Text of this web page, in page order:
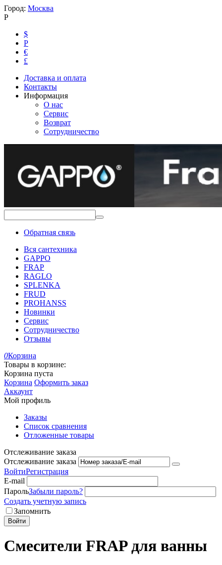
Город: Москва
Р
$
Р
€
£
Доставка и оплата
Контакты
Информация
О нас
Сервис
Возврат
Сотрудничество
Обратная связь
Вся сантехника
GAPPO
FRAP
RAGLO
SPLENKA
FRUD
PROHANSS
Новинки
Сервис
Сотрудничество
Отзывы
0Корзина
Товары в корзине:
Корзина пуста
Корзина Оформить заказ
Аккаунт
Мой профиль
Заказы
Список сравнения
Отложенные товары
Отслеживание заказа
Отслеживание заказа
ВойтиРегистрация
E-mail
ПарольЗабыли пароль?
Создать учетную запись
Запомнить
Войти
Смесители FRAP для ванны